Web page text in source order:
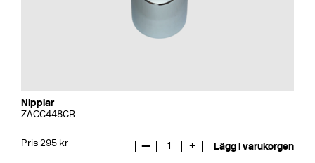
Nipplar
ZACC448CR
Pris 295 kr — 1 + Lägg i varukorgen